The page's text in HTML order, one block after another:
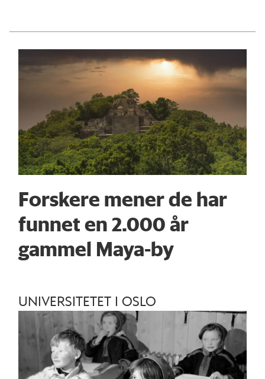
Forskere mener de har
funnet en 2.000 år
gammel Maya-by
UNIVERSITETET I OSLO